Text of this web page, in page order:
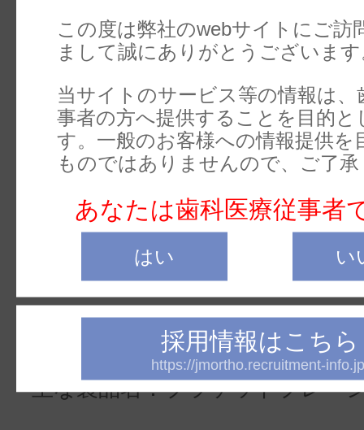
この度は弊社のwebサイトにご訪
まして誠にありがとうございま
当サイトのサービス等の情報は、
事者の方へ提供することを目的と
す。一般のお客様への情報提供を
ものではありませんので、ご了
あなたは歯科医療従事者
はい い
採用情報はこちら
https://jmortho.recruitment-
■販売名：ナンスクロージングル
（第3版） 届出番号：
└主な製品名：ナンスクロージン
ヤー
■販売名：アライナープライヤー
出番号：09B2X00010000362
└主な製品名：アライナープライ
■販売名：ブラケットプレーシン
4版） 届出番号：
└主な製品名：ブラケットプレー